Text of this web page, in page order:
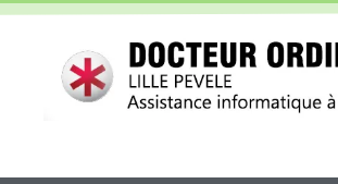
Aller
contenu